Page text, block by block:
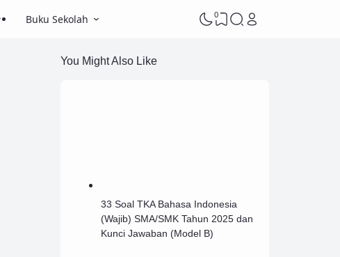
Buku Sekolah 0
You Might Also Like
33 Soal TKA Bahasa Indonesia
(Wajib) SMA/SMK Tahun 2025 dan
Kunci Jawaban (Model B)